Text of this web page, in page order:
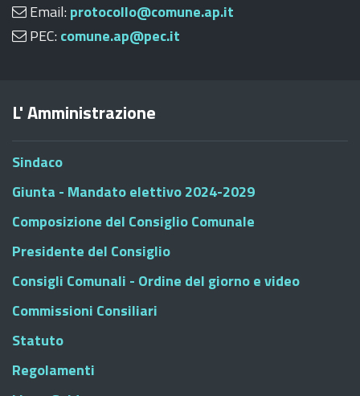
Email: protocollo@comune.ap.it
PEC: comune.ap@pec.it
L' Amministrazione
Sindaco
Giunta - Mandato elettivo 2024-2029
Composizione del Consiglio Comunale
Presidente del Consiglio
Consigli Comunali - Ordine del giorno e video
Commissioni Consiliari
Statuto
Regolamenti